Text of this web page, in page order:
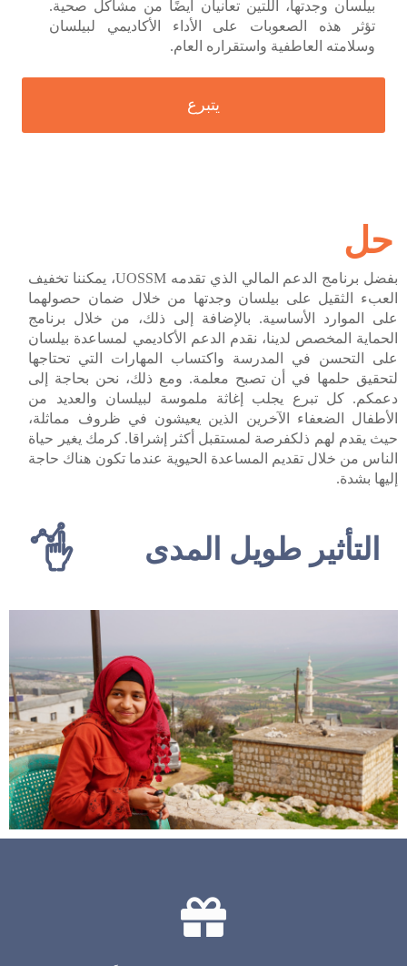
بيلسان وجدتها، اللتين تعانيان أيضًا من مشاكل صحية.
تؤثر هذه الصعوبات على الأداء الأكاديمي لبيلسان
وسلامته العاطفية واستقراره العام.
يتبرع
حل
بفضل برنامج الدعم المالي الذي تقدمه UOSSM، يمكننا تخفيف
العبء الثقيل على بيلسان وجدتها من خلال ضمان حصولهما
على الموارد الأساسية. بالإضافة إلى ذلك، من خلال برنامج
الحماية المخصص لدينا، نقدم الدعم الأكاديمي لمساعدة بيلسان
على التحسن في المدرسة واكتساب المهارات التي تحتاجها
لتحقيق حلمها في أن تصبح معلمة. ومع ذلك، نحن بحاجة إلى
دعمكم. كل تبرع يجلب إغاثة ملموسة لبيلسان والعديد من
الأطفال الضعفاء الآخرين الذين يعيشون في ظروف مماثلة،
حيث يقدم لهم ذلكفرصة لمستقبل أكثر إشراقا. كرمك يغير حياة
الناس من خلال تقديم المساعدة الحيوية عندما تكون هناك حاجة
إليها بشدة.
التأثير طويل المدى